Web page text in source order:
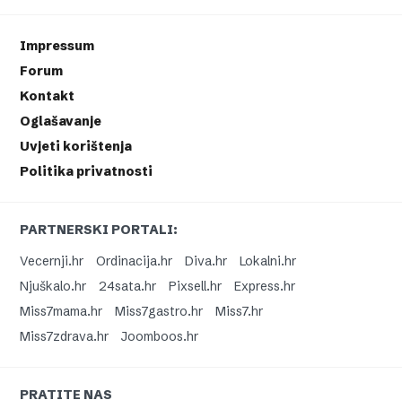
Impressum
Forum
Kontakt
Oglašavanje
Uvjeti korištenja
Politika privatnosti
PARTNERSKI PORTALI:
Vecernji.hr
Ordinacija.hr Diva.hr
Lokalni.hr
Njuškalo.hr
24sata.hr Pixsell.hr
Express.hr
Miss7mama.hr
Miss7gastro.hr
Miss7.hr
Miss7zdrava.hr
Joomboos.hr
PRATITE NAS